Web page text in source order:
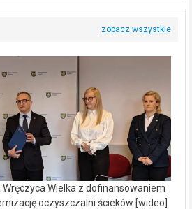
Wręczyca Wielka z dofinansowaniem
oczyszczalni ścieków [wideo]